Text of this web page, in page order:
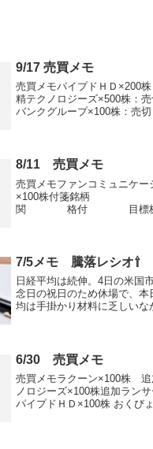
9/17 売買メモ
売買メモパイプドＨＤ×200
精テクノロジーズ×500株：売
バンクグループ×100株：売切
た...
8/11 売買メモ
売買メモファンコミュニケー
×100株付箋
関 格付 目標
<7550> いち...
7/5メモ 騰落レシオ⇧
日経平均は続伸。4日の米国
念日の祝日のため休場で、本
均は手掛かり材料に乏しいな
ったため、寄り付き...
6/30 売買メモ
売買メモラクーン×100株 追
ノロジーズ×100株追加ラン
パイプドＨＤ×100株 おくび